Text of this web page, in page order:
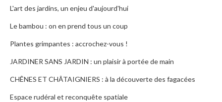
L'art des jardins, un enjeu d'aujourd'hui
Le bambou : on en prend tous un coup
Plantes grimpantes : accrochez-vous !
JARDINER SANS JARDIN : un plaisir à portée de main
CHÊNES ET CHÂTAIGNIERS : à la découverte des fagacées
Espace rudéral et reconquête spatiale